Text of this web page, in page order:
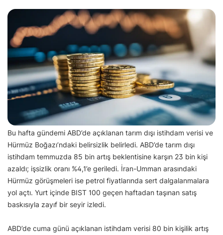
Bu hafta gündemi ABD’de açıklanan tarım dışı istihdam verisi ve
Hürmüz Boğazı’ndaki belirsizlik belirledi. ABD’de tarım dışı
istihdam temmuzda 85 bin artış beklentisine karşın 23 bin kişi
azaldı; işsizlik oranı %4,1’e geriledi. İran-Umman arasındaki
Hürmüz görüşmeleri ise petrol fiyatlarında sert dalgalanmalara
yol açtı. Yurt içinde BIST 100 geçen haftadan taşınan satış
baskısıyla zayıf bir seyir izledi.
ABD’de cuma günü açıklanan istihdam verisi 80 bin kişilik artış